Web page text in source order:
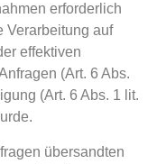
erforderlich
Verarbeitung auf
effektiven
(Art. 6 Abs.
(Art. 6 Abs. 1 lit.
übersandten